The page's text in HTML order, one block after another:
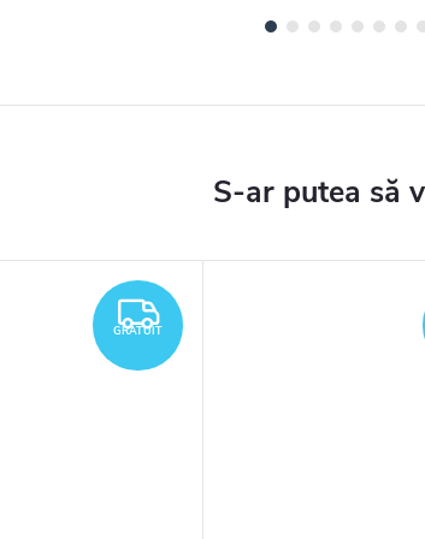
GRATUIT
GRATUIT